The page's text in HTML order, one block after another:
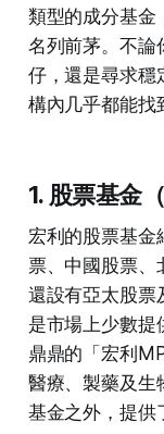
類型的成分基金
名列前茅。不論
仔，還是尋求穩
構內几乎都能找
1. 股票基金
宏利的股票基金
票、中國股票、
還設有亞太股票
是市場上少數提
鼎鼎的「宏利
醫療、製藥及生
基金之外，提供